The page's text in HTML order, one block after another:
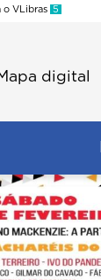
o VLibras 5
digital